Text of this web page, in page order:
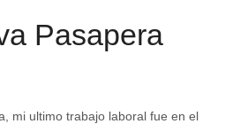
Pasapera
mi ultimo trabajo laboral fue en el